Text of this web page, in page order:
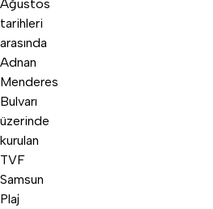
Ağustos
tarihleri
arasında
Adnan
Menderes
Bulvarı
üzerinde
kurulan
TVF
Samsun
Plaj